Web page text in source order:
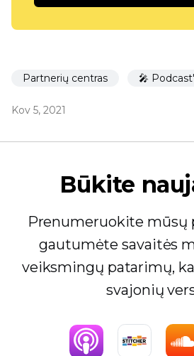
Partnerių centras 🎤
Kov 5, 2021
Būkite
Prenumeruokite mūsų
gautumėte savaitės
veiksmingų patarimų,
svajonių